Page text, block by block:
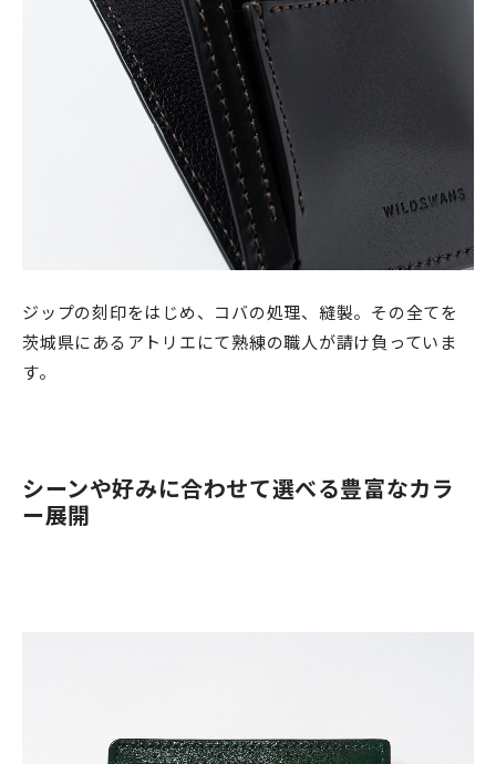
ジップの刻印をはじめ、コバの処理、縫製。その全てを
茨城県にあるアトリエにて熟練の職人が請け負っていま
す。
シーンや好みに合わせて選べる豊富なカラ
ー展開